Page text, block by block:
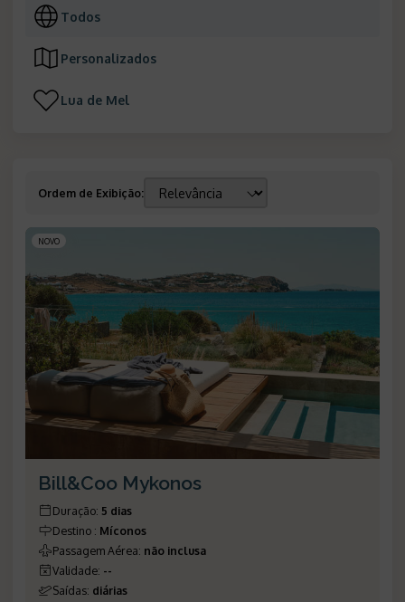
Todos
Personalizados
Lua de Mel
Ordem de Exibição:
NOVO
Bill&Coo Mykonos
Duração: 5 dias
Destino : Míconos
Passagem Aérea: não inclusa
Validade: --
Saídas: diárias